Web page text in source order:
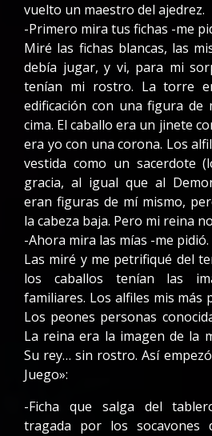
vuelto un maestro del ajedrez.
-Primero mira tus fichas -me
Miré las fichas blancas, las
debía jugar, y vi, para mi
tenían mi rostro. La torre
edificación con una figura de
cima. El caballo era un jinete
era yo con una corona. Los
vestida como un sacerdote
gracia, al igual que al
eran figuras de mí mismo,
la cabeza baja. Pero mi reina
-Ahora mira las mías -me pidió.
Las miré y me petrifiqué del
los caballos tenían las
familiares. Los alfiles mis más
Los peones personas
La reina era la imagen de la
Su rey… sin rostro. Así
Juego»:
-Ficha que salga del
tragada por los socavones